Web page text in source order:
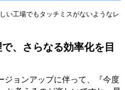
い工場でもタッチミスがないようなレ
、さらなる効率化を目
ョンアップに伴って、『今度